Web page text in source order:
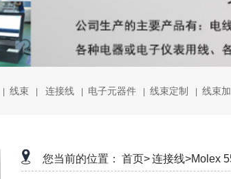
| 线束 | 连接线 | 电子元器件 | 线束定制 | 线束
您当前的位置： 首页>连接线>Molex